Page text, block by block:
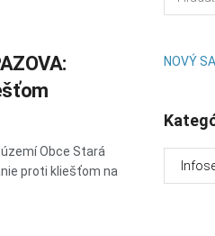
Obce Stará
proti kliešťom na
NOVÝ